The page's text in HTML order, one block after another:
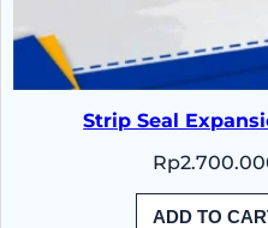
Strip Seal
Rp
ADD TO